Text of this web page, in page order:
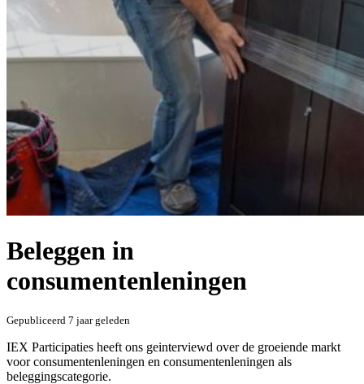
Beleggen in
consumentenleningen
Gepubliceerd 7 jaar geleden
IEX Participaties heeft ons geinterviewd over de groeiende markt
voor consumentenleningen en consumentenleningen als
beleggingscategorie.